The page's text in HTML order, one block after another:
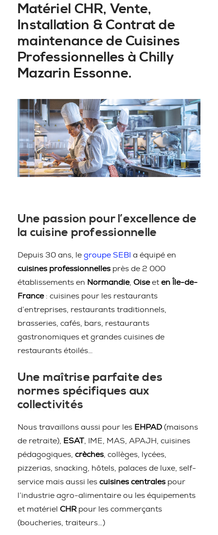
Matériel CHR, Vente,
Installation & Contrat de
maintenance de Cuisines
Professionnelles à Chilly
Mazarin Essonne.
Une passion pour l’excellence de
la cuisine professionnelle
Depuis 30 ans, le groupe SEBI a équipé en
cuisines professionnelles près de 2 000
établissements en Normandie, Oiseet en Île-de-
France: cuisines pour les restaurants
d’entreprises, restaurants traditionnels,
brasseries, cafés, bars, restaurants
gastronomiques et grandes cuisines de
restaurants étoilés…
Une maîtrise parfaite des
normes spécifiques aux
collectivités
Nous travaillons aussi pour les EHPAD (maisons
de retraite),
ESAT , IME, MAS, APAJH, cuisines
pédagogiques, crèches , collèges, lycées,
pizzerias, snacking, hôtels, palaces de luxe, self-
service mais aussi les cuisines centrales pour
l’industrie agro-alimentaire ou les équipements
et matériel CHR pour les commerçants
(boucheries, traiteurs…)